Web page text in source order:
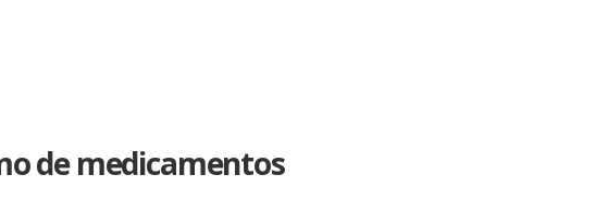
de medicamentos